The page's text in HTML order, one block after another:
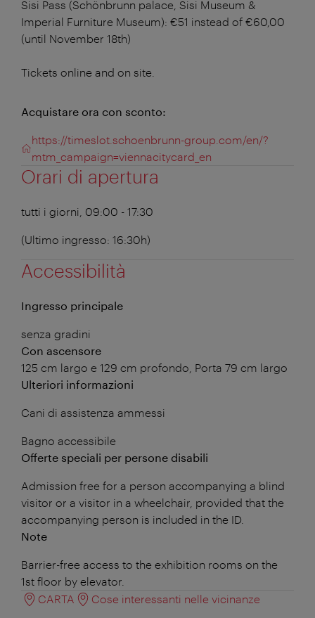
Sisi Pass (Schönbrunn palace, Sisi Museum &
Imperial Furniture Museum): €51 instead of €60,00
(until November 18th)
Tickets online and on site.
Acquistare ora con sconto:
https://timeslot.schoenbrunn-group.com/en/?
mtm_campaign=viennacitycard_en
Orari di apertura
tutti i giorni, 09:00 - 17:30
(Ultimo ingresso: 16:30h)
Accessibilità
Ingresso principale
senza gradini
Con ascensore
125 cm largo e 129 cm profondo, Porta 79 cm largo
Ulteriori informazioni
Cani di assistenza ammessi
Bagno accessibile
Offerte speciali per persone disabili
Admission free for a person accompanying a blind
visitor or a visitor in a wheelchair, provided that the
accompanying person is included in the ID.
Note
Barrier-free access to the exhibition rooms on the
1st floor by elevator.
CARTA
Cose interessanti nelle vicinanze